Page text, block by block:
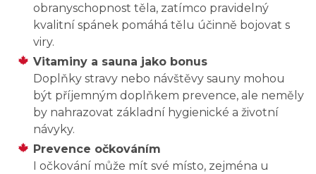
obranyschopnost těla, zatímco pravidelný
kvalitní spánek pomáhá tělu účinně bojovat s
viry.
Vitaminy a sauna jako bonus
Doplňky stravy nebo návštěvy sauny mohou
být příjemným doplňkem prevence, ale neměly
by nahrazovat základní hygienické a životní
návyky.
Prevence očkováním
I očkování může mít své místo, zejména u